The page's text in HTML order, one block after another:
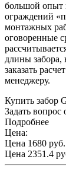
большой опыт
ограждений
монтажных
оговоренные
длины
заказать
менеджеру.
Купить забор
Задать вопрос
Подробнее
Цена:
Цена 1680 руб.
Цена 2351.4